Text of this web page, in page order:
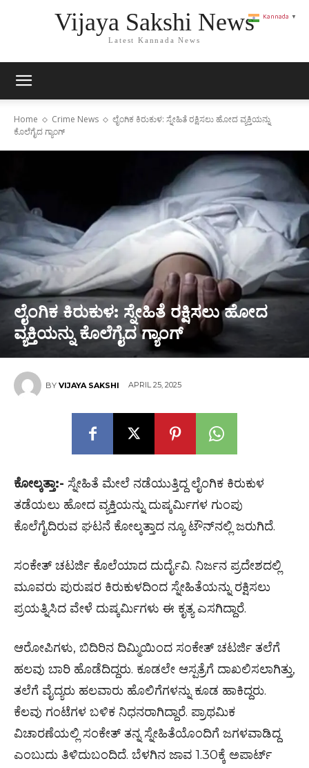
Vijaya Sakshi News
Latest Kannada News
Home Crime News
ಲೈಂಗಿಕ ಕಿರುಕುಳ: ಸ್ನೇಹಿತೆ ರಕ್ಷಿಸಲು ಹೋದ ವ್ಯಕ್ತಿಯನ್ನು
ಕೊಲೆಗೈದ ಗ್ಯಾಂಗ್
ಲೈಂಗಿಕ ಕಿರುಕುಳ: ಸ್ನೇಹಿತೆ ರಕ್ಷಿಸಲು ಹೋದ
ವ್ಯಕ್ತಿಯನ್ನು ಕೊಲೆಗೈದ ಗ್ಯಾಂಗ್
BY VIJAYA SAKSHI APRIL 25, 2025
ಕೋಲ್ಕತ್ತಾ:- ಸ್ನೇಹಿತೆ ಮೇಲೆ ನಡೆಯುತ್ತಿದ್ದ ಲೈಂಗಿಕ ಕಿರುಕುಳ
ತಡೆಯಲು ಹೋದ ವ್ಯಕ್ತಿಯನ್ನು ದುಷ್ಕರ್ಮಿಗಳ ಗುಂಪು
ಕೊಲೆಗೈದಿರುವ ಘಟನೆ ಕೋಲ್ಕತ್ತಾದ ನ್ಯೂ ಟೌನ್​ನಲ್ಲಿ ಜರುಗಿದೆ.
ಸಂಕೇತ್ ಚಟರ್ಜಿ ಕೊಲೆಯಾದ ದುರ್ದೈವಿ. ನಿರ್ಜನ ಪ್ರದೇಶದಲ್ಲಿ
ಮೂವರು ಪುರುಷರ ಕಿರುಕುಳದಿಂದ ಸ್ನೇಹಿತೆಯನ್ನು ರಕ್ಷಿಸಲು
ಪ್ರಯತ್ನಿಸಿದ ವೇಳೆ ದುಷ್ಕರ್ಮಿಗಳು ಈ ಕೃತ್ಯ ಎಸಗಿದ್ದಾರೆ.
ಆರೋಪಿಗಳು, ಬಿದಿರಿನ ದಿಮ್ಮಿಯಿಂದ ಸಂಕೇತ್ ಚಟರ್ಜಿ ತಲೆಗೆ
ಹಲವು ಬಾರಿ ಹೊಡೆದಿದ್ದರು. ಕೂಡಲೇ ಆಸ್ಪತ್ರೆಗೆ ದಾಖಲಿಸಲಾಗಿತ್ತು,
ತಲೆಗೆ ವೈದ್ಯರು ಹಲವಾರು ಹೊಲಿಗೆಗಳನ್ನು ಕೂಡ ಹಾಕಿದ್ದರು.
ಕೆಲವು ಗಂಟೆಗಳ ಬಳಿಕ ನಿಧನರಾಗಿದ್ದಾರೆ. ಪ್ರಾಥಮಿಕ
ವಿಚಾರಣೆಯಲ್ಲಿ ಸಂಕೇತ್ ತನ್ನ ಸ್ನೇಹಿತೆಯೊಂದಿಗೆ ಜಗಳವಾಡಿದ್ದ
ಎಂಬುದು ತಿಳಿದುಬಂದಿದೆ. ಬೆಳಗಿನ ಜಾವ 1.30ಕ್ಕೆ ಅಪಾರ್ಟ್​
Kannada ▼